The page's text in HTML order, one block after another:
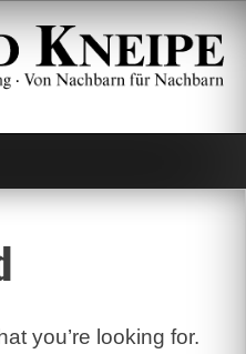
you’re looking for.